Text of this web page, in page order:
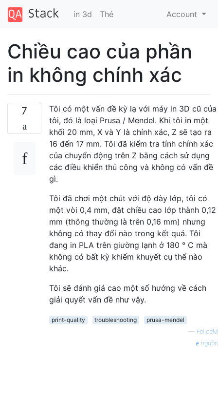
in 3d Thẻ Account
Chiều cao của phần
in không chính xác
7
Tôi có một vấn đề kỳ lạ với máy in 3D cũ của
tôi, đó là loại Prusa / Mendel. Khi tôi in một
khối 20 mm, X và Y là chính xác, Z sẽ tạo ra
16 đến 17 mm. Tôi đã kiểm tra tính chính xác
của chuyển động trên Z bằng cách sử dụng
các điều khiển thủ công và không có vấn đề
gì.
Tôi đã chơi một chút với độ dày lớp, tôi có
một vòi 0,4 mm, đặt chiều cao lớp thành 0,12
mm (thông thường là trên 0,16 mm) nhưng
không có thay đổi nào trong kết quả. Tôi
đang in PLA trên giường lạnh ở 180 ° C mà
không có bất kỳ khiếm khuyết cụ thể nào
khác.
Tôi sẽ đánh giá cao một số hướng về cách
giải quyết vấn đề như vậy.
print-quality troubleshooting
prusa-mendel
— FeliceM
nguồn